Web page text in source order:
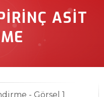
ASIT